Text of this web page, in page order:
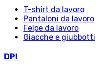
T-shirt da lavoro
Pantaloni da lavoro
Felpe da lavoro
Giacche e giubbotti
DPI